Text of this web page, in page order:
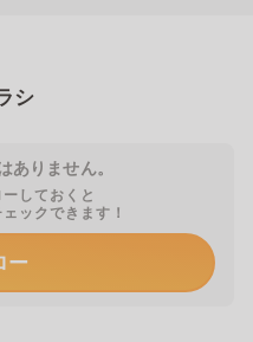
シ
ありません。
しておくと
ックできます！
ー